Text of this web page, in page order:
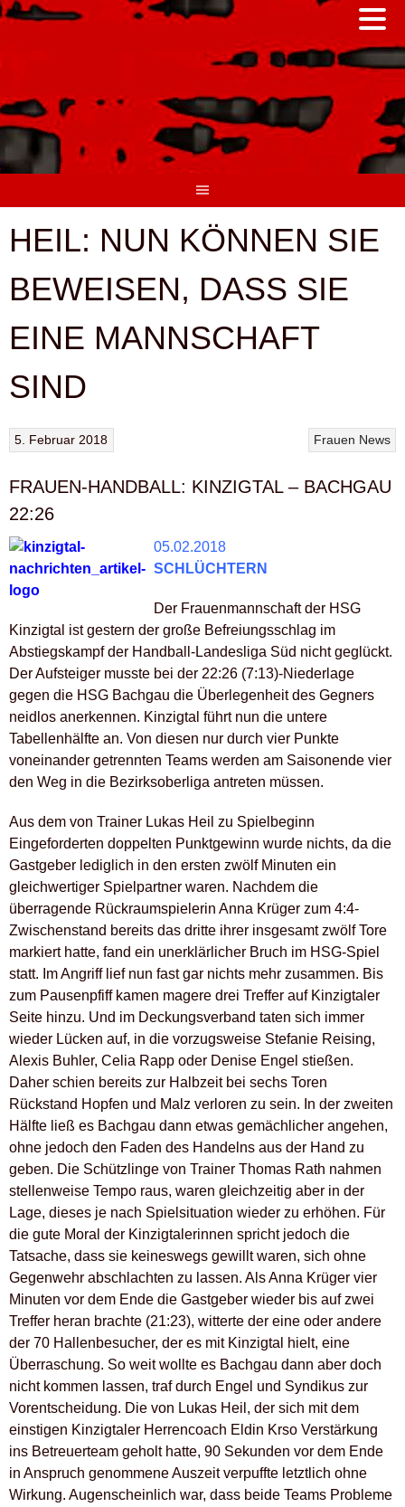
HEIL: NUN KÖNNEN SIE
BEWEISEN, DASS SIE
EINE MANNSCHAFT
SIND
Frauen News
5. Februar 2018
FRAUEN-HANDBALL: KINZIGTAL – BACHGAU
22:26
05.02.2018
SCHLÜCHTERN
Der Frauenmannschaft der HSG
Kinzigtal ist gestern der große Befreiungsschlag im
Abstiegskampf der Handball-Landesliga Süd nicht geglückt.
Der Aufsteiger musste bei der 22:26 (7:13)-Niederlage
gegen die HSG Bachgau die Überlegenheit des Gegners
neidlos anerkennen. Kinzigtal führt nun die untere
Tabellenhälfte an. Von diesen nur durch vier Punkte
voneinander getrennten Teams werden am Saisonende vier
den Weg in die Bezirksoberliga antreten müssen.
Aus dem von Trainer Lukas Heil zu Spielbeginn
Eingeforderten doppelten Punktgewinn wurde nichts, da die
Gastgeber lediglich in den ersten zwölf Minuten ein
gleichwertiger Spielpartner waren. Nachdem die
überragende Rückraumspielerin Anna Krüger zum 4:4-
Zwischenstand bereits das dritte ihrer insgesamt zwölf Tore
markiert hatte, fand ein unerklärlicher Bruch im HSG-Spiel
statt. Im Angriff lief nun fast gar nichts mehr zusammen. Bis
zum Pausenpfiff kamen magere drei Treffer auf Kinzigtaler
Seite hinzu. Und im Deckungsverband taten sich immer
wieder Lücken auf, in die vorzugsweise Stefanie Reising,
Alexis Buhler, Celia Rapp oder Denise Engel stießen.
Daher schien bereits zur Halbzeit bei sechs Toren
Rückstand Hopfen und Malz verloren zu sein. In der zweiten
Hälfte ließ es Bachgau dann etwas gemächlicher angehen,
ohne jedoch den Faden des Handelns aus der Hand zu
geben. Die Schützlinge von Trainer Thomas Rath nahmen
stellenweise Tempo raus, waren gleichzeitig aber in der
Lage, dieses je nach Spielsituation wieder zu erhöhen. Für
die gute Moral der Kinzigtalerinnen spricht jedoch die
Tatsache, dass sie keineswegs gewillt waren, sich ohne
Gegenwehr abschlachten zu lassen. Als Anna Krüger vier
Minuten vor dem Ende die Gastgeber wieder bis auf zwei
Treffer heran brachte (21:23), witterte der eine oder andere
der 70 Hallenbesucher, der es mit Kinzigtal hielt, eine
Überraschung. So weit wollte es Bachgau dann aber doch
nicht kommen lassen, traf durch Engel und Syndikus zur
Vorentscheidung. Die von Lukas Heil, der sich mit dem
einstigen Kinzigtaler Herrencoach Eldin Krso Verstärkung
ins Betreuerteam geholt hatte, 90 Sekunden vor dem Ende
in Anspruch genommene Auszeit verpuffte letztlich ohne
Wirkung. Augenscheinlich war, dass beide Teams Probleme